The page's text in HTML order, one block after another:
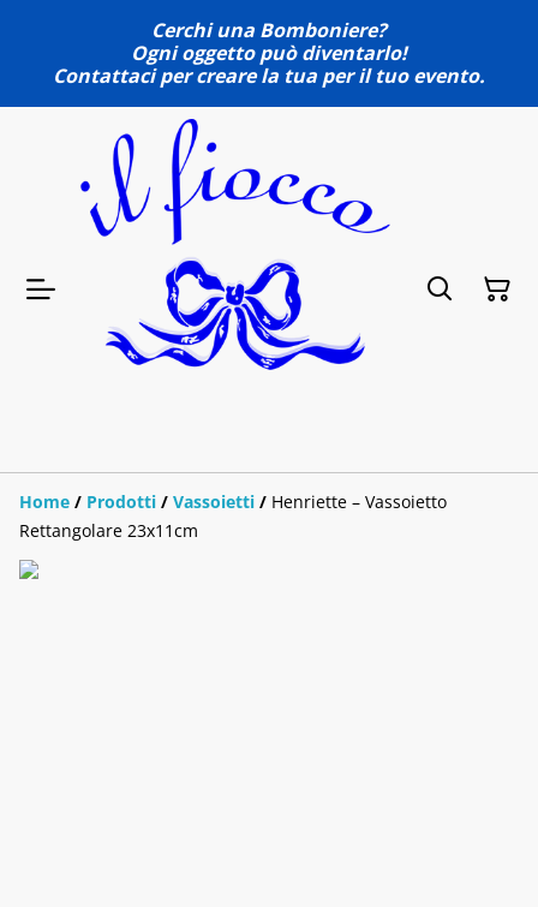
Cerchi una Bomboniere?
Ogni oggetto può diventarlo!
Contattaci per creare la tua per il tuo evento.
Home / Prodotti / Vassoietti / Henriette – Vassoietto
Rettangolare 23x11cm